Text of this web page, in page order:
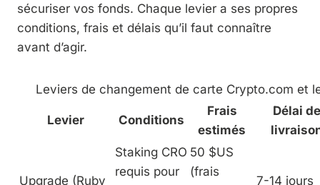
sécuriser vos fonds. Chaque levier a ses propres
conditions, frais et délais qu’il faut connaître
avant d’agir.
Leviers de changement de carte Crypto.com et
Levier Conditions
Frais
estimés
Délai de
Upgrade (Ruby
Staking CRO
requis pour
50 $US
(frais
7-14 jours